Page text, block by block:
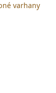
varhany